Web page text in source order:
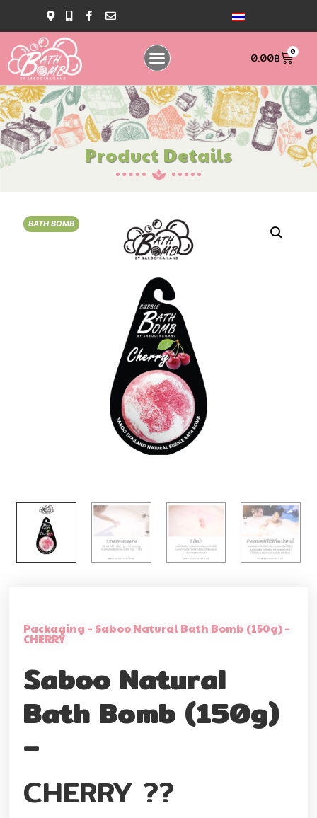
0.00฿ 0
Product Details
BATH BOMB
Packaging – Saboo Natural Bath Bomb (150g) –
CHERRY
Saboo Natural
Bath Bomb (150g)
–
CHERRY ??